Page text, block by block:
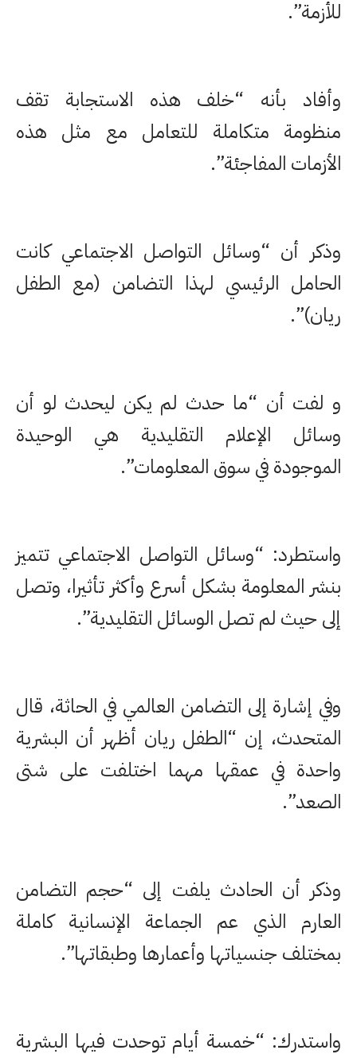
للأزمة”.
وأفاد بأنه “خلف هذه الاستجابة تقف
منظومة متكاملة للتعامل مع مثل هذه
الأزمات المفاجئة”.
وذكر أن “وسائل التواصل الاجتماعي كانت
الحامل الرئيسي لهذا التضامن (مع الطفل
ريان)”.
و لفت أن “ما حدث لم يكن ليحدث لو أن
وسائل الإعلام التقليدية هي الوحيدة
الموجودة في سوق المعلومات”.
واستطرد: “وسائل التواصل الاجتماعي تتميز
بنشر المعلومة بشكل أسرع وأكثر تأثيرا، وتصل
إلى حيث لم تصل الوسائل التقليدية”.
وفي إشارة إلى التضامن العالمي في الحاثة، قال
المتحدث، إن “الطفل ريان أظهر أن البشرية
واحدة في عمقها مهما اختلفت على شتى
الصعد”.
وذكر أن الحادث يلفت إلى “حجم التضامن
العارم الذي عم الجماعة الإنسانية كاملة
بمختلف جنسياتها وأعمارها وطبقاتها”.
واستدرك: “خمسة أيام توحدت فيها البشرية